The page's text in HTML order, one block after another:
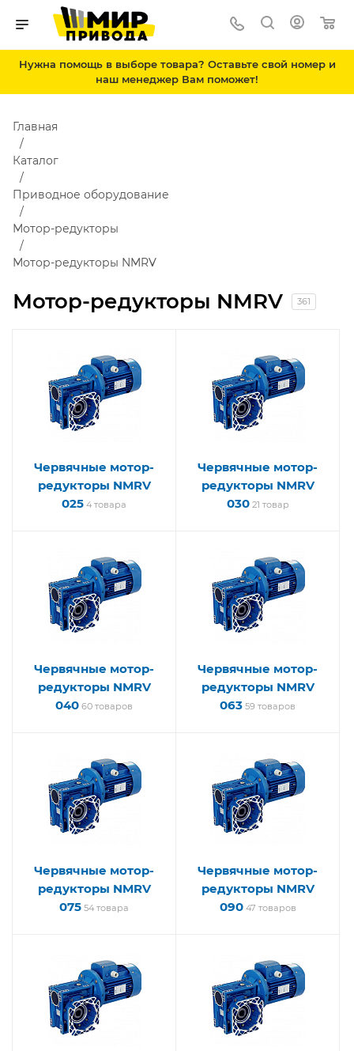
Нужна помощь в выборе товара? Оставьте свой номер и
наш менеджер Вам поможет!
Мотор-редукторы NMRV 361
Главная
Каталог
Приводное оборудование
Мотор-редукторы
Мотор-редукторы NMRV
Червячные мотор-
редукторы NMRV
025 4 товара
Червячные мотор-
редукторы NMRV
030 21 товар
Червячные мотор-
редукторы NMRV
040 60 товаров
Червячные мотор-
редукторы NMRV
063 59 товаров
Червячные мотор-
редукторы NMRV
075 54 товара
Червячные мотор-
редукторы NMRV
090 47 товаров